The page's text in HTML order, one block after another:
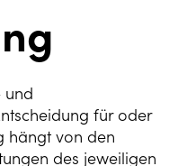
und
für oder
hängt von den
des jeweiligen